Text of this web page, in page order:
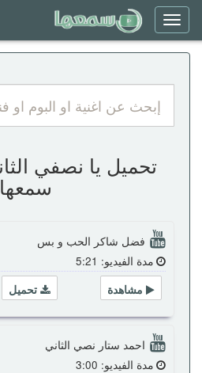
Toggle
navigation
سمعها
فضل شاكر الحب و بس
مدة الفيديو: 5:21
تحميل
مشاهدة
احمد ستار نصي الثاني
مدة الفيديو: 3:00